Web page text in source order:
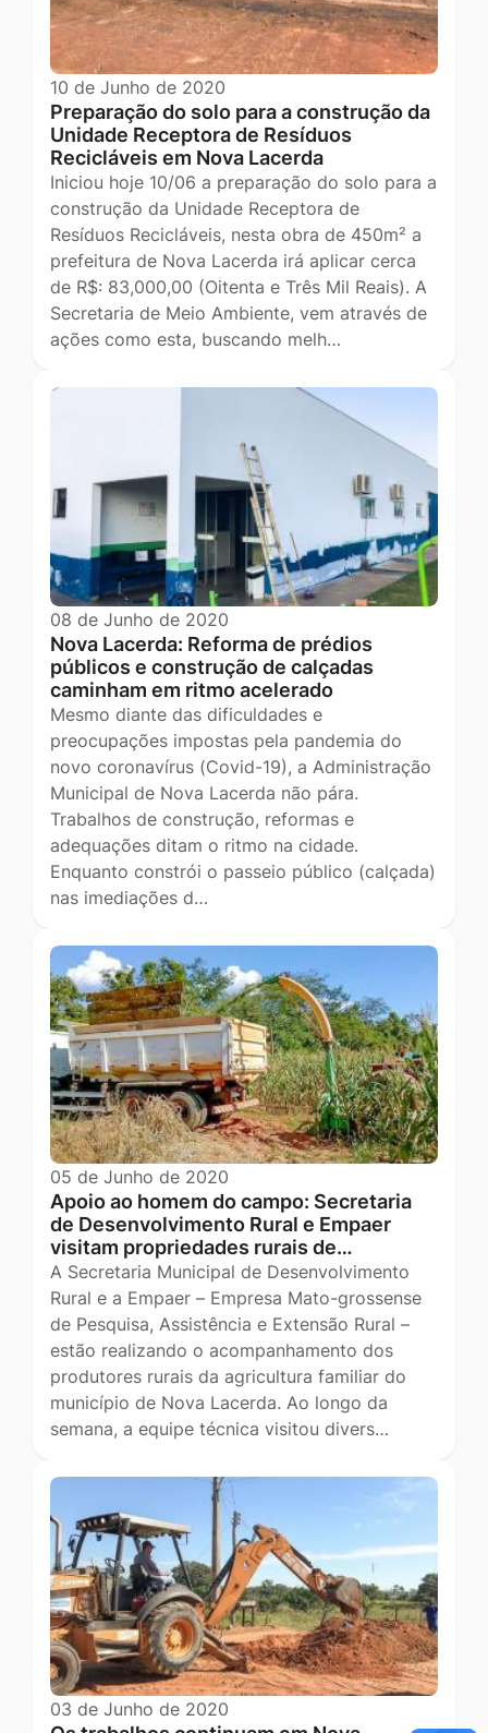
10 de Junho de 2020
Preparação do solo para a construção da
Unidade Receptora de Resíduos
Recicláveis em Nova Lacerda
Iniciou hoje 10/06 a preparação do solo para a
construção da Unidade Receptora de
Resíduos Recicláveis, nesta obra de 450m² a
prefeitura de Nova Lacerda irá aplicar cerca
de R$: 83,000,00 (Oitenta e Três Mil Reais). A
Secretaria de Meio Ambiente, vem através de
ações como esta, buscando melh…
08 de Junho de 2020
Nova Lacerda: Reforma de prédios
públicos e construção de calçadas
caminham em ritmo acelerado
Mesmo diante das dificuldades e
preocupações impostas pela pandemia do
novo coronavírus (Covid-19), a Administração
Municipal de Nova Lacerda não pára.
Trabalhos de construção, reformas e
adequações ditam o ritmo na cidade.
Enquanto constrói o passeio público (calçada)
nas imediações d…
05 de Junho de 2020
Apoio ao homem do campo: Secretaria
de Desenvolvimento Rural e Empaer
visitam propriedades rurais de…
A Secretaria Municipal de Desenvolvimento
Rural e a Empaer – Empresa Mato-grossense
de Pesquisa, Assistência e Extensão Rural –
estão realizando o acompanhamento dos
produtores rurais da agricultura familiar do
município de Nova Lacerda. Ao longo da
semana, a equipe técnica visitou divers…
03 de Junho de 2020